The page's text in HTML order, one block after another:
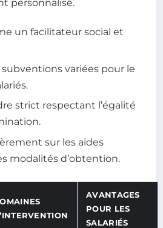
personnalisé.
un facilitateur social et
variées pour le
strict respectant l’égalité
sur les aides
modalités d’obtention.
AVANTAGES
POUR LES
SALARIÉS